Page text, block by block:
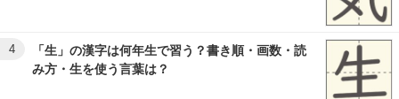
4
「生」の漢字は何年生で習う？書き順・画数・読
み方・生を使う言葉は？